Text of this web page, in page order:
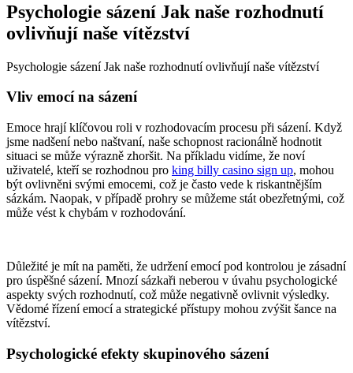
Psychologie sázení Jak naše rozhodnutí
ovlivňují naše vítězství
Psychologie sázení Jak naše rozhodnutí ovlivňují naše vítězství
Vliv emocí na sázení
Emoce hrají klíčovou roli v rozhodovacím procesu při sázení. Když
jsme nadšení nebo naštvaní, naše schopnost racionálně hodnotit
situaci se může výrazně zhoršit. Na příkladu vidíme, že noví
uživatelé, kteří se rozhodnou pro king billy casino sign up, mohou
být ovlivněni svými emocemi, což je často vede k riskantnějším
sázkám. Naopak, v případě prohry se můžeme stát obezřetnými, což
může vést k chybám v rozhodování.
Důležité je mít na paměti, že udržení emocí pod kontrolou je zásadní
pro úspěšné sázení. Mnozí sázkaři neberou v úvahu psychologické
aspekty svých rozhodnutí, což může negativně ovlivnit výsledky.
Vědomé řízení emocí a strategické přístupy mohou zvýšit šance na
vítězství.
Psychologické efekty skupinového sázení